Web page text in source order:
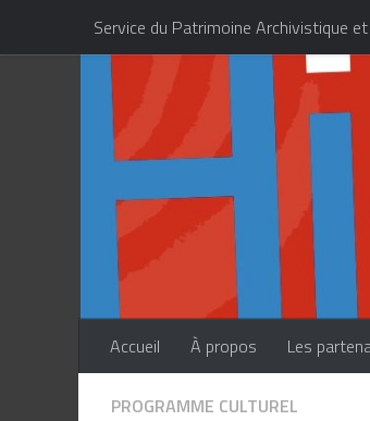
Skip to contentService du Patrimoine Archivistique
Centre des Métiers d’Art de la
Accueil À propos Les
PROGRAMME CULTUREL